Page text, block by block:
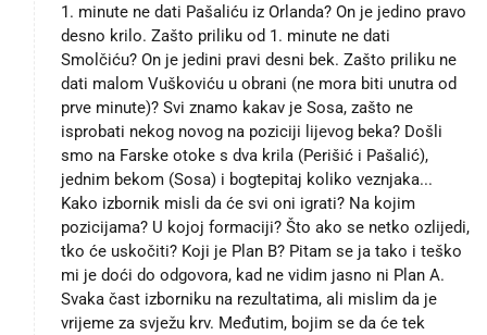
1. minute ne dati Pašaliću iz Orlanda? On je jedino pravo
desno krilo. Zašto priliku od 1. minute ne dati
Smolčiću? On je jedini pravi desni bek. Zašto priliku ne
dati malom Vuškoviću u obrani (ne mora biti unutra od
prve minute)? Svi znamo kakav je Sosa, zašto ne
isprobati nekog novog na poziciji lijevog beka? Došli
smo na Farske otoke s dva krila (Perišić i Pašalić),
jednim bekom (Sosa) i bogtepitaj koliko veznjaka...
Kako izbornik misli da će svi oni igrati? Na kojim
pozicijama? U kojoj formaciji? Što ako se netko ozlijedi,
tko će uskočiti? Koji je Plan B? Pitam se ja tako i teško
mi je doći do odgovora, kad ne vidim jasno ni Plan A.
Svaka čast izborniku na rezultatima, ali mislim da je
vrijeme za svježu krv. Međutim, bojim se da će tek